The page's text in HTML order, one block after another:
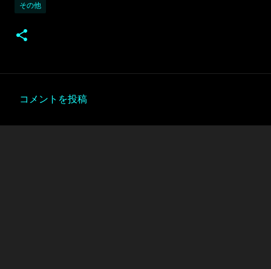
その他
メ
コメントを投稿